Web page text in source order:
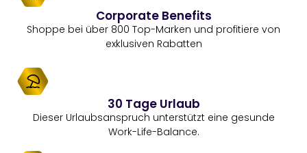
Corporate Benefits
Shoppe bei über 800 Top-Marken und profitiere von
exklusiven Rabatten
30 Tage Urlaub
Dieser Urlaubsanspruch unterstützt eine gesunde
Work-Life-Balance.